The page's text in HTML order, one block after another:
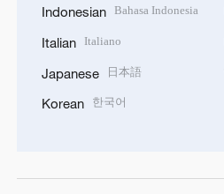
Indonesian Bahasa Indonesia
Italian Italiano
Japanese 日本語
Korean 한국어